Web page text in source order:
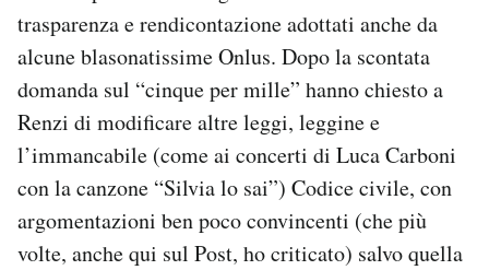
trasparenza e rendicontazione adottati anche da
alcune blasonatissime Onlus. Dopo la scontata
domanda sul “cinque per mille” hanno chiesto a
Renzi di modificare altre leggi, leggine e
l’immancabile (come ai concerti di Luca Carboni
con la canzone “Silvia lo sai”) Codice civile, con
argomentazioni ben poco convincenti (che più
volte, anche qui sul Post, ho criticato) salvo quella